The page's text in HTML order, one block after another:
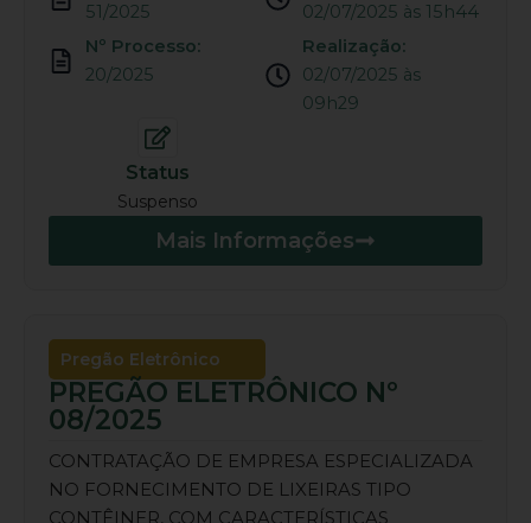
51/2025
Nº Processo:
20/2025
02/07/2025 às 15h44
Realização:
02/07/2025 às
09h29
Status
Suspenso
Mais Informações
Pregão Eletrônico
PREGÃO ELETRÔNICO Nº
08/2025
CONTRATAÇÃO DE EMPRESA ESPECIALIZADA
NO FORNECIMENTO DE LIXEIRAS TIPO
CONTÊINER, COM CARACTERÍSTICAS